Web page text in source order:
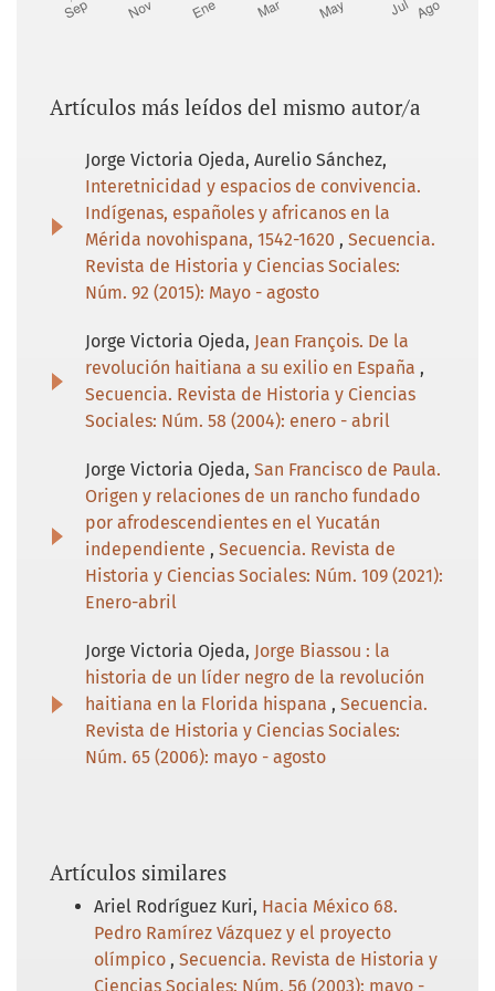
Artículos más leídos del mismo autor/a
Jorge Victoria Ojeda, Aurelio Sánchez,
Interetnicidad y espacios de convivencia.
Indígenas, españoles y africanos en la
Mérida novohispana, 1542-1620 , Secuencia.
Revista de Historia y Ciencias Sociales:
Núm. 92 (2015): Mayo - agosto
Jorge Victoria Ojeda, Jean François. De la
revolución haitiana a su exilio en España ,
Secuencia. Revista de Historia y Ciencias
Sociales: Núm. 58 (2004): enero - abril
Jorge Victoria Ojeda, San Francisco de Paula.
Origen y relaciones de un rancho fundado
por afrodescendientes en el Yucatán
independiente , Secuencia. Revista de
Historia y Ciencias Sociales: Núm. 109 (2021):
Enero-abril
Jorge Victoria Ojeda, Jorge Biassou : la
historia de un líder negro de la revolución
haitiana en la Florida hispana , Secuencia.
Revista de Historia y Ciencias Sociales:
Núm. 65 (2006): mayo - agosto
Artículos similares
Ariel Rodríguez Kuri, Hacia México 68.
Pedro Ramírez Vázquez y el proyecto
olímpico , Secuencia. Revista de Historia y
Ciencias Sociales: Núm. 56 (2003): mayo -